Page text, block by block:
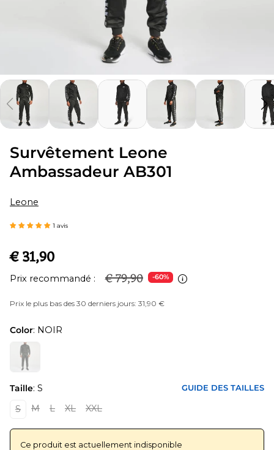
Survêtement Leone
Ambassadeur AB301
Leone
1 avis
€ 31,90
Prix recommandé : € 79,90 -60%
Prix le plus bas des 30 derniers jours: 31,90 €
Color: NOIR
Taille: S GUIDE DES TAILLES
S M L XL XXL
Ce produit est actuellement indisponible